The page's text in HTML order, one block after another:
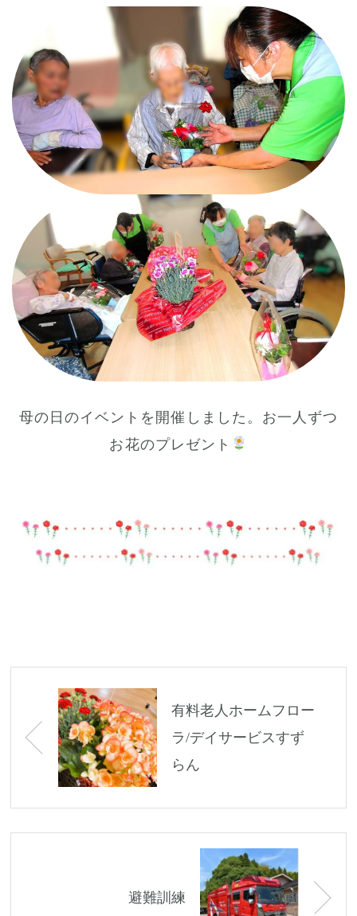
母の日のイベントを開催しました。お一人ずつ
お花のプレゼント
navigation
有料老人ホームフロー
ラ/デイサービスすず
らん
避難訓練